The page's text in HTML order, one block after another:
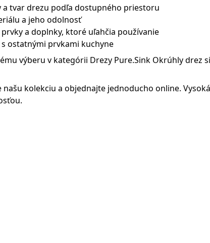
a tvar drezu podľa dostupného priestoru
a jeho odolnosť
prvky a doplnky, ktoré uľahčia používanie
s ostatnými prvkami kuchyne
výberu v kategórii Drezy Pure.Sink Okrúhly drez
našu kolekciu a objednajte jednoducho online.